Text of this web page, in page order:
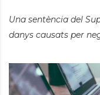
Una sentència del
danys causats per